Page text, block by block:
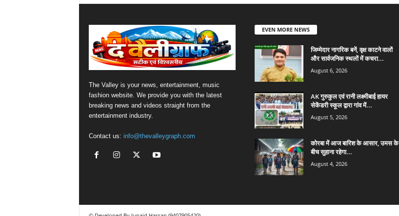
The Valley is your news, entertainment, music
fashion website. We provide you with the latest
breaking news and videos straight from the
entertainment industry.
Contact us: info@thevalleygraph.com
EVEN MORE NEWS
जिम्मेदार नागरिक बनें, वृक्ष काटने वालों
और सार्वजनिक स्थलों में कचरा...
August 6, 2026
AK गुरुकुल एवं रानी लक्ष्मीबाई हायर
सेकेंडरी स्कूल द्वारा गांव में...
August 5, 2026
कोरबा में आज बारिश के आसार, उमस के
बीच सुहाना रहेगा...
August 4, 2026